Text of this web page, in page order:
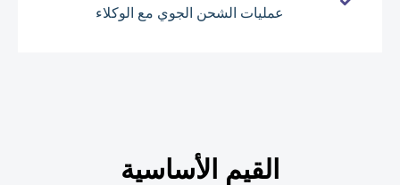
عمليات الشحن الجوي مع الوكلاء
القيم الأساسية